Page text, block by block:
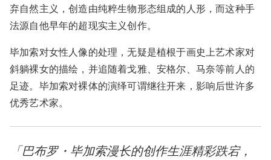
弃自然主义，创造由纯粹生物形态组成的人形，而这种手
法源自他早年的超现实主义创作。
毕加索对女性人像的处理，无疑是植根于画史上艺术家对
斜躺裸女的描绘，并追随着戈雅、安格尔、马奈等前人的
足迹。毕加索对裸体的演绎可谓继往开来，影响后世许多
优秀艺术家。
「巴布罗・毕加索漫长的创作生涯精彩跌宕，